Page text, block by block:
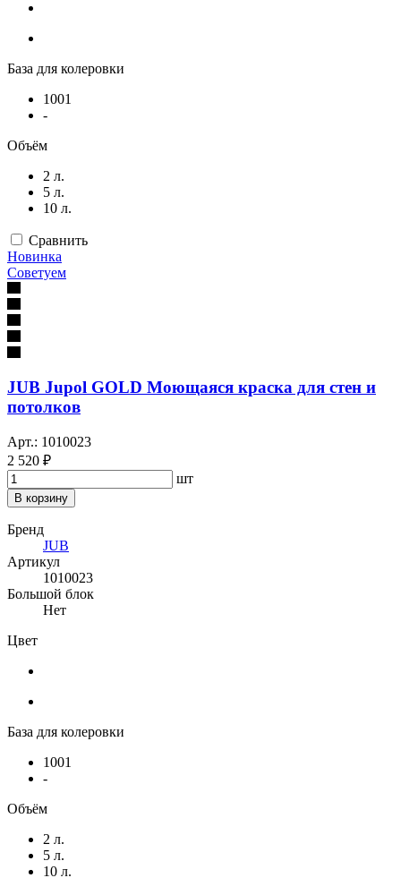
База для колеровки
1001
-
Объём
2 л.
5 л.
10 л.
Сравнить
Новинка
Советуем
JUB Jupol GOLD Моющаяся краска для стен и
потолков
Арт.: 1010023
2 520 ₽
шт
В корзину
Бренд
JUB
Артикул
1010023
Большой блок
Нет
Цвет
База для колеровки
1001
-
Объём
2 л.
5 л.
10 л.